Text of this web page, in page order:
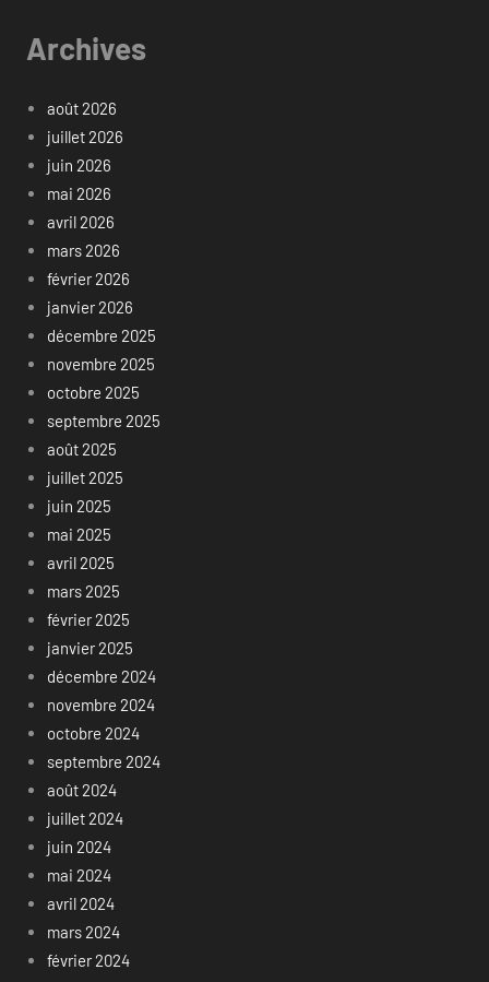
Archives
août 2026
juillet 2026
juin 2026
mai 2026
avril 2026
mars 2026
février 2026
janvier 2026
décembre 2025
novembre 2025
octobre 2025
septembre 2025
août 2025
juillet 2025
juin 2025
mai 2025
avril 2025
mars 2025
février 2025
janvier 2025
décembre 2024
novembre 2024
octobre 2024
septembre 2024
août 2024
juillet 2024
juin 2024
mai 2024
avril 2024
mars 2024
février 2024